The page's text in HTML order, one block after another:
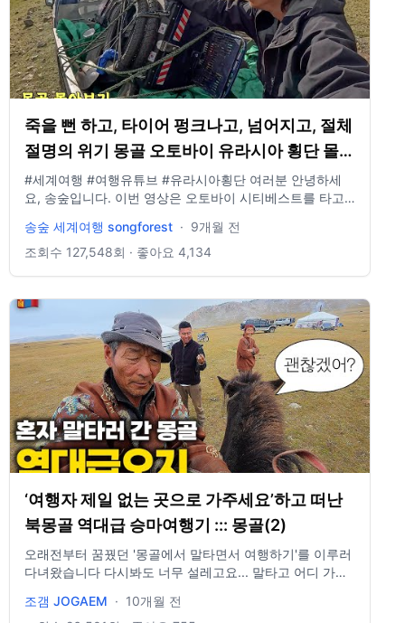
죽을 뻔 하고, 타이어 펑크나고, 넘어지고, 절체
절명의 위기 몽골 오토바이 유라시아 횡단 몰아
보기 (유라시아 🇲🇳)
#세계여행 #여행유튜브 #유라시아횡단 여러분 안녕하세
요, 송숲입니다. 이번 영상은 오토바이 시티베스트를 타고
고, 오늘도 행복한 하루 보내시길 바랍니다. 오늘도 사랑합
니다. 비즈니스 이메일: biz@companyboat.com 개인 이
송숲 세계여행 songforest · 9개월 전
조회수 127,548회 · 좋아요 4,134
‘여행자 제일 없는 곳으로 가주세요’하고 떠난
북몽골 역대급 승마여행기 ::: 몽골(2)
오래전부터 꿈꿨던 '몽골에서 말타면서 여행하기'를 이루러
다녀왔습니다 다시봐도 너무 설레고요... 말타고 어디 가는
영상에서 봐유 바이바이 ✨ ::: INSTAGRAM
조갬 JOGAEM · 10개월 전